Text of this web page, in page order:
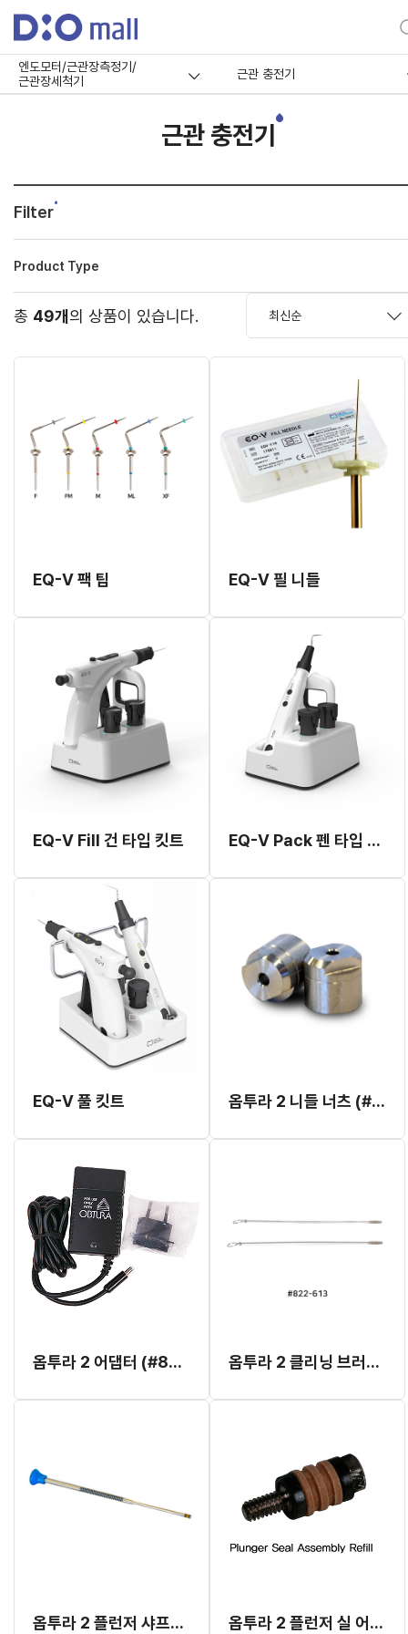
엔도모터/근관장측정기/
근관장세척기
근관 충전기
근관 충전기
Filter
Product Type
총 49개의 상품이 있습니다.
EQ-V 팩 팁 EQ-V 필 니들
EQ-V Fill 건 타입 킷트 EQ-V Pack 펜 타입 킷트
EQ-V 풀 킷트 옵투라 2 니들 너츠 (#823-616)
옵투라 2 어댑터 (#823-711) 옵투라 2 클리닝 브러쉬 (#822-613)
옵투라 2 플런저 샤프트 어셈블리 (#823-712) 옵투라 2 플런저 실 어셈블리 (780385) (#823-618)